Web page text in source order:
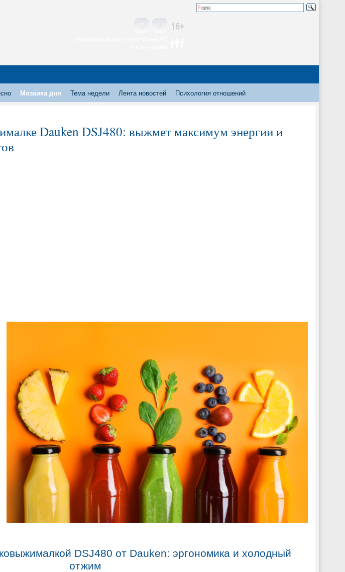
Мозаика дня Тема недели Лента новостей Психология отношений
Dauken DSJ480: выжмет максимум энергии и
DSJ480 от Dauken: эргономика и холодный
отжим